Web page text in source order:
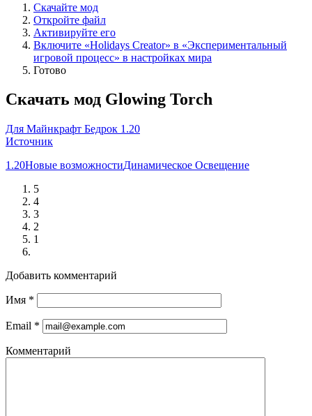
Скачайте мод
Откройте файл
Активируйте его
Включите «Holidays Creator» в «Экспериментальный
игровой процесс» в настройках мира
Готово
Скачать мод Glowing Torch
Для Майнкрафт Бедрок 1.20
Источник
1.20Новые возможностиДинамическое Освещение
5
4
3
2
1
Добавить комментарий
Имя *
Email *
Комментарий